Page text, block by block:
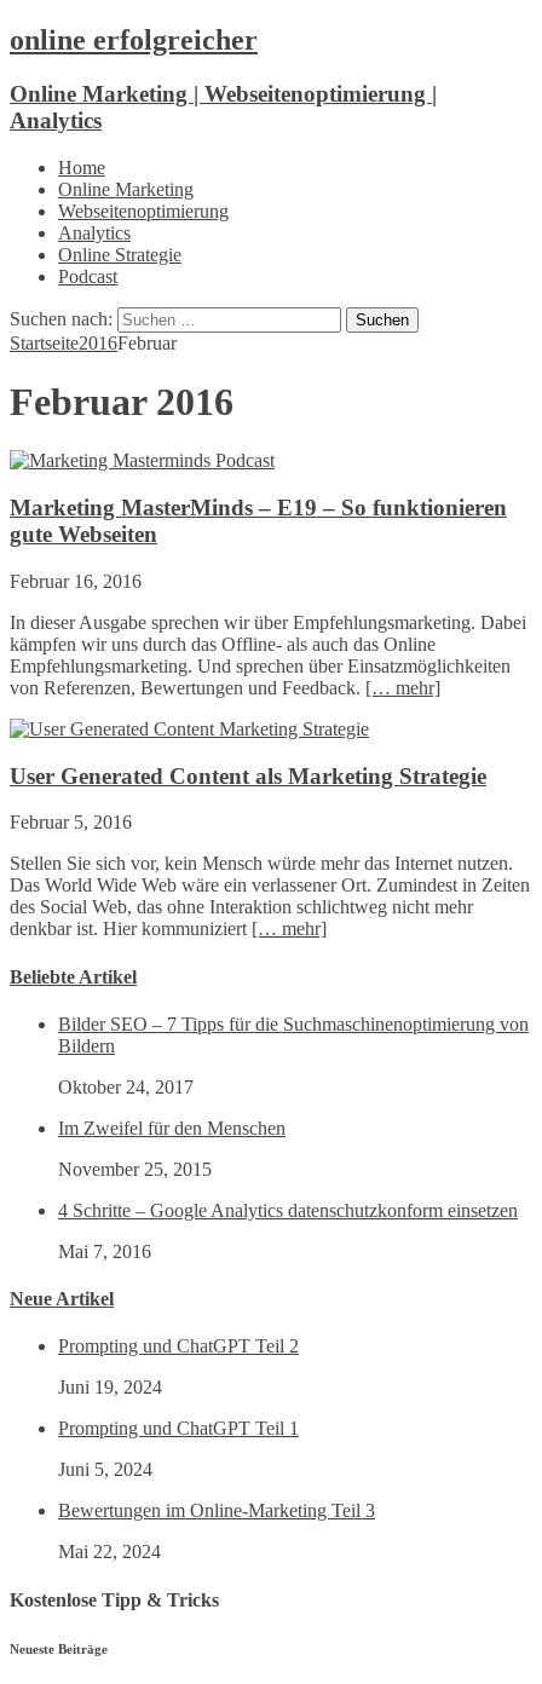
online erfolgreicher
Online Marketing | Webseitenoptimierung |
Analytics
Home
Online Marketing
Webseitenoptimierung
Analytics
Online Strategie
Podcast
Suchen nach:
Startseite2016Februar
Februar 2016
Marketing MasterMinds – E19 – So funktionieren
gute Webseiten
Februar 16, 2016
In dieser Ausgabe sprechen wir über Empfehlungsmarketing. Dabei
kämpfen wir uns durch das Offline- als auch das Online
Empfehlungsmarketing. Und sprechen über Einsatzmöglichkeiten
von Referenzen, Bewertungen und Feedback. [… mehr]
User Generated Content als Marketing Strategie
Februar 5, 2016
Stellen Sie sich vor, kein Mensch würde mehr das Internet nutzen.
Das World Wide Web wäre ein verlassener Ort. Zumindest in Zeiten
des Social Web, das ohne Interaktion schlichtweg nicht mehr
denkbar ist. Hier kommuniziert [… mehr]
Beliebte Artikel
Bilder SEO – 7 Tipps für die Suchmaschinenoptimierung von
Bildern
Oktober 24, 2017
Im Zweifel für den Menschen
November 25, 2015
4 Schritte – Google Analytics datenschutzkonform einsetzen
Mai 7, 2016
Neue Artikel
Prompting und ChatGPT Teil 2
Juni 19, 2024
Prompting und ChatGPT Teil 1
Juni 5, 2024
Bewertungen im Online-Marketing Teil 3
Mai 22, 2024
Kostenlose Tipp & Tricks
Neueste Beiträge